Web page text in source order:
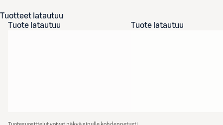
Tuotteet latautuu
Tuote latautuu
Tuote latautuu